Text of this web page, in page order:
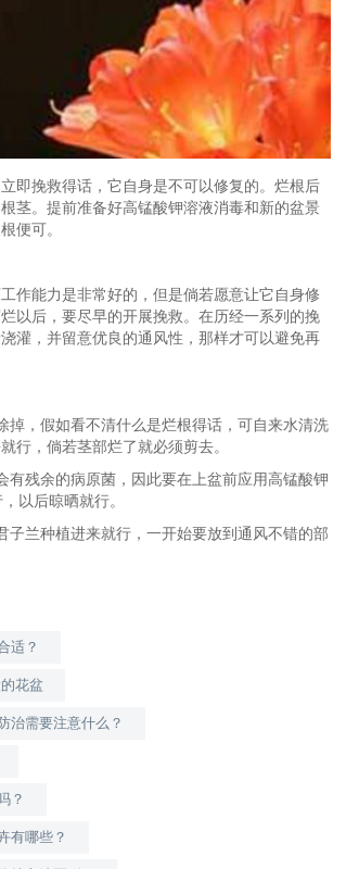
即挽救得话，它自身是不可以修复的。烂根后
茎。提前准备好高锰酸钾溶液消毒和新的盆景
便可。
作能力是非常好的，但是倘若愿意让它自身修
以后，要尽早的开展挽救。在历经一系列的挽
灌，并留意优良的通风性，那样才可以避免再
，假如看不清什么是烂根得话，可自来水清洗
行，倘若茎部烂了就必须剪去。
残余的病原菌，因此要在上盆前应用高锰酸钾
以后晾晒就行。
兰种植进来就行，一开始要放到通风不错的部
适？
花盆
治需要注意什么？
？
有哪些？